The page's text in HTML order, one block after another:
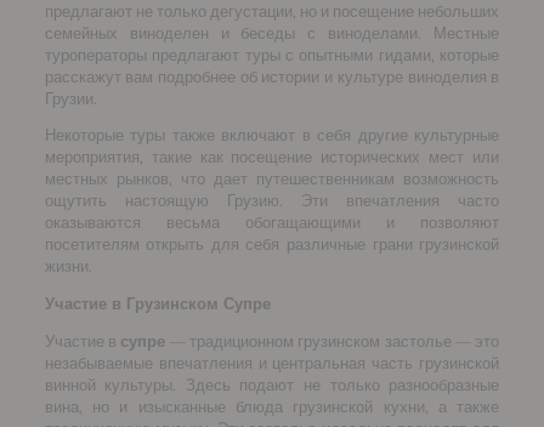
предлагают не только дегустации, но и посещение небольших
семейных виноделен и беседы с виноделами. Местные
туроператоры предлагают туры с опытными гидами, которые
расскажут вам подробнее об истории и культуре виноделия в
Грузии.
Некоторые туры также включают в себя другие культурные
мероприятия, такие как посещение исторических мест или
местных рынков, что дает путешественникам возможность
ощутить настоящую Грузию. Эти впечатления часто
оказываются весьма обогащающими и позволяют
посетителям открыть для себя различные грани грузинской
жизни.
Участие в Грузинском Супре
Участие в супре — традиционном грузинском застолье — это
незабываемые впечатления и центральная часть грузинской
винной культуры. Здесь подают не только разнообразные
вина, но и изысканные блюда грузинской кухни, а также